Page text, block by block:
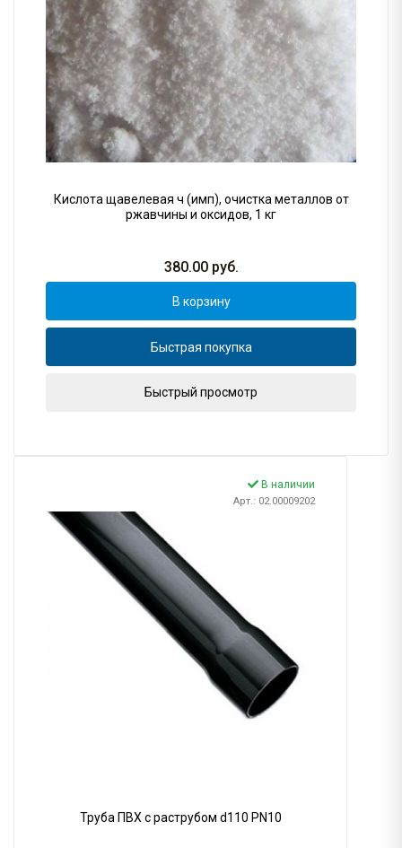
Кислота щавелевая ч (имп), очистка металлов от
ржавчины и оксидов, 1 кг
380.00руб.
В корзину
Быстрая покупка
Быстрый просмотр
В наличии
Арт.: 02.00009202
Труба ПВХ с раструбом d110 PN10